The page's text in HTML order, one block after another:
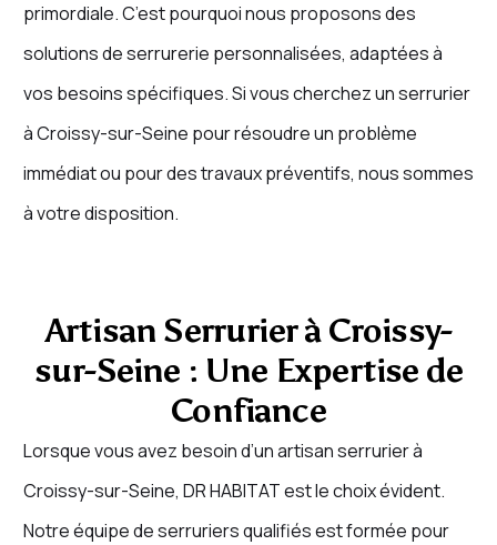
primordiale. C’est pourquoi nous proposons des
solutions de serrurerie personnalisées, adaptées à
vos besoins spécifiques. Si vous cherchez un serrurier
à Croissy-sur-Seine pour résoudre un problème
immédiat ou pour des travaux préventifs, nous sommes
à votre disposition.
Artisan Serrurier à Croissy-
sur-Seine : Une Expertise de
Confiance
Lorsque vous avez besoin d’un artisan serrurier à
Croissy-sur-Seine, DR HABITAT est le choix évident.
Notre équipe de serruriers qualifiés est formée pour